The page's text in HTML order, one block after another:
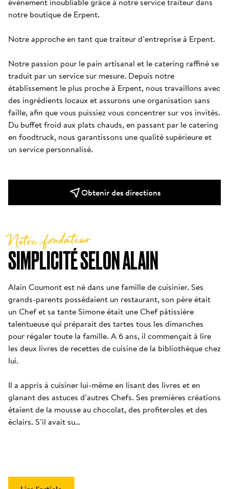
notre boutique de Erpent.
Notre approche en tant que traiteur d’entreprise à Erpent.
Notre passion pour le pain artisanal et le catering raffiné se
traduit par un service sur mesure. Depuis notre
établissement le plus proche à Erpent, nous travaillons avec
des ingrédients locaux et assurons une organisation sans
faille, afin que vous puissiez vous concentrer sur vos invités.
Du buffet froid aux plats chauds, en passant par le catering
en foodtruck, nous garantissons une qualité supérieure et
un service personnalisé.
Obtenir des directions
SIMPLICITÉ SELON ALAIN
Notre fondateur
Alain Coumont est né dans une famille de cuisinier. Ses
grands-parents possédaient un restaurant, son père était
un Chef et sa tante Simone était une Chef pâtissière
talentueuse qui préparait des tartes tous les dimanches
pour régaler toute la famille. A 6 ans, il commençait à lire
les deux livres de recettes de cuisine de la bibliothèque chez
lui.
Il a appris à cuisiner lui-même en lisant des livres et en
glanant des astuces d’autres Chefs. Ses premières créations
étaient de la mousse au chocolat, des profiteroles et des
éclairs. S’il avait su…